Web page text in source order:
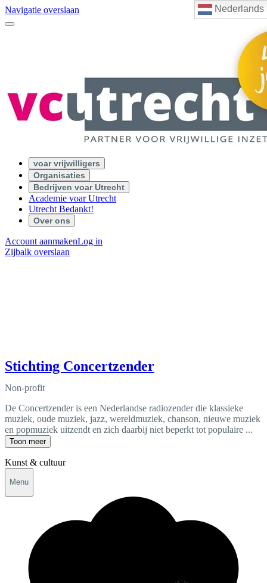
Nederlands
Navigatie overslaan
voar vrijwilligers
Organisaties
Bedrijven voar Utrecht
Academie voar Utrecht
Utrecht Bedankt!
Over ons
Account aanmakenLog in
Zijbalk overslaan
Stichting Concertzender
Non-profit
De Concertzender is een Nederlandse radiozender die klassieke
muziek, oude muziek, jazz, wereldmuziek, chanson, nieuwe muziek
en popmuziek uitzendt en zich daarbij niet beperkt tot populaire ...
Toon meer
Kunst & cultuur
Menu